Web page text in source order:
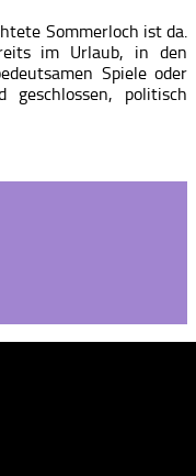
Sommerloch ist da.
im Urlaub, in den
Spiele oder
politisch